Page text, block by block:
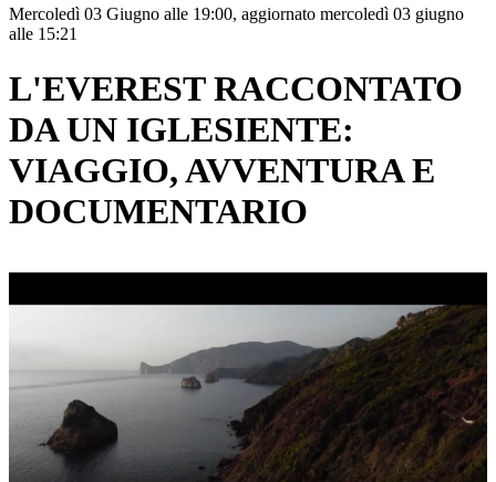
Mercoledì 03 Giugno alle 19:00, aggiornato mercoledì 03 giugno
alle 15:21
L'EVEREST RACCONTATO
DA UN IGLESIENTE:
VIAGGIO, AVVENTURA E
DOCUMENTARIO